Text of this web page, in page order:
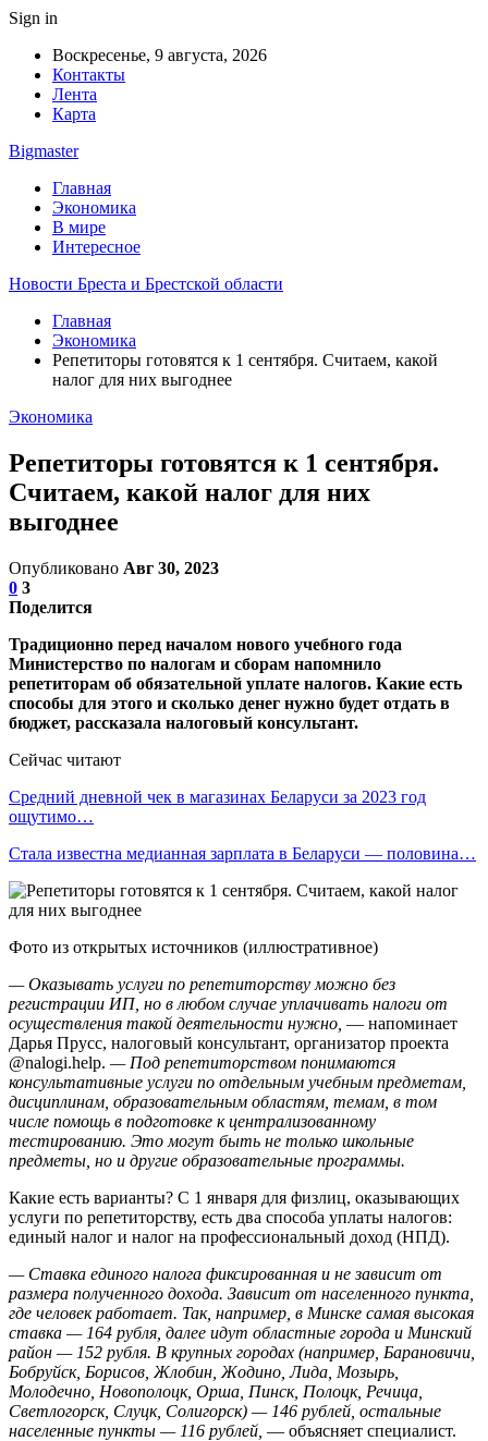
Sign in
Воскресенье, 9 августа, 2026
Контакты
Лента
Карта
Bigmaster
Главная
Экономика
В мире
Интересное
Новости Бреста и Брестской области
Главная
Экономика
Репетиторы готовятся к 1 сентября. Считаем, какой
налог для них выгоднее
Экономика
Репетиторы готовятся к 1 сентября.
Считаем, какой налог для них
выгоднее
Опубликовано Авг 30, 2023
0 3
Поделится
Традиционно перед началом нового учебного года
Министерство по налогам и сборам напомнило
репетиторам об обязательной уплате налогов. Какие есть
способы для этого и сколько денег нужно будет отдать в
бюджет, рассказала налоговый консультант.
Сейчас читают
Средний дневной чек в магазинах Беларуси за 2023 год
ощутимо…
Стала известна медианная зарплата в Беларуси — половина…
Фото из открытых источников (иллюстративное)
—Оказывать услуги по репетиторству можно без
регистрации ИП, но в любом случае уплачивать налоги от
осуществления такой деятельности нужно — напоминает
Дарья Прусс, налоговый консультант, организатор проекта
@nalogi.help. — Под репетиторством понимаются
консультативные услуги по отдельным учебным предметам,
дисциплинам, образовательным областям, темам, в том
числе помощь в подготовке к централизованному
тестированию. Это могут быть не только школьные
предметы, но и другие образовательные программы.
Какие есть варианты? С 1 января для физлиц, оказывающих
услуги по репетиторству, есть два способа уплаты налогов:
единый налог и налог на профессиональный доход (НПД).
— Ставка единого налога фиксированная и не зависит от
размера полученного дохода. Зависит от населенного пункта,
где человек работает. Так, например, в Минске самая высокая
ставка — 164 рубля, далее идут областные города и Минский
район — 152 рубля. В крупных городах (например, Барановичи,
Бобруйск, Борисов, Жлобин, Жодино, Лида, Мозырь,
Молодечно, Новополоцк, Орша, Пинск, Полоцк, Речица,
Светлогорск, Слуцк, Солигорск) — 146 рублей, остальные
населенные пункты — 116 рублей, — объясняет специалист.